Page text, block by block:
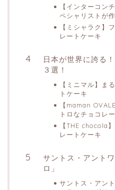
【インターコン
ペシャリストが
【ミシャラク】
レートケーキ
日本が世界に誇る
３選！
【ミニマル】ま
トケーキ
【maman
トロなチョコレ
【THE chocola
レートケーキ
サントス・アント
ロ」
サントス・アン